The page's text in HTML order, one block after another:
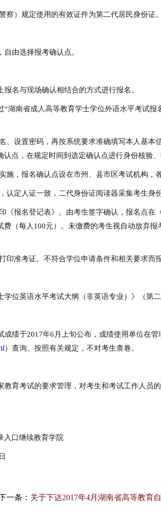
）规定使用的有效证件为第二代居民身份证。
由选择报考确认点。
名与现场确认相结合的方式进行报名。
湖南省成人高等教育学士学位外语水平考试报
设置密码，再按系统要求准确填写本人基本
点，在规定时间到选定确认点进行身份核验
，报名确认点设在市州、县市区考试机构，
定人证一致，二代身份证阅读器采集考生身
《报名登记表》。由考生签字确认，报名点
（每人100元）。未缴费的考生视自动放弃
准考证。不符合学位申请条件和相关要求而
位英语水平考试大纲（非英语专业）》（第
绩于2017年6月上旬公布，成绩使用单位在
）查询。按照有关规定，不对考生查卷。
育考试的要求管理，对考生和考试工作人员
教育学院
一条： 关于下达2017年4月湖南省高等教育